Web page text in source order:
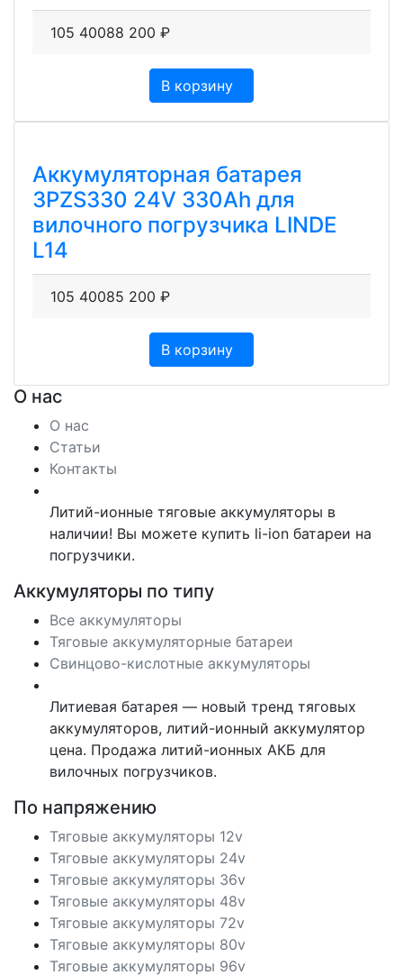
105 40088 200 ₽
В корзину
Аккумуляторная батарея
3PZS330 24V 330Ah для
вилочного погрузчика LINDE
L14
105 40085 200 ₽
В корзину
О нас
О нас
Статьи
Контакты
Литий-ионные тяговые аккумуляторы в
наличии! Вы можете купить li-ion батареи на
погрузчики.
Аккумуляторы по типу
Все аккумуляторы
Тяговые аккумуляторные батареи
Свинцово-кислотные аккумуляторы
Литиевая батарея — новый тренд тяговых
аккумуляторов, литий-ионный аккумулятор
цена. Продажа литий-ионных АКБ для
вилочных погрузчиков.
По напряжению
Тяговые аккумуляторы 12v
Тяговые аккумуляторы 24v
Тяговые аккумуляторы 36v
Тяговые аккумуляторы 48v
Тяговые аккумуляторы 72v
Тяговые аккумуляторы 80v
Тяговые аккумуляторы 96v